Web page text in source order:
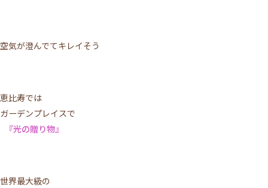
空気が澄んでてキレイそう
恵比寿では
ガーデンプレイスで
『光の贈り物』
世界最大級の